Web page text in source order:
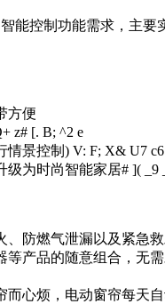
能控制功能需求，主
方便
z# [. B; ^2 e
情景控制 ) V: F; X& U7
级为时尚智能家居# ]( _9
防燃气泄漏以及紧急
产品的随意组合，无
心烦，电动窗帘每天